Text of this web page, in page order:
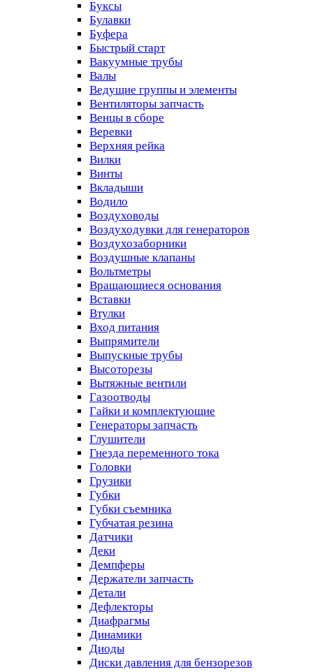
Буксы
Булавки
Буфера
Быстрый старт
Вакуумные трубы
Валы
Ведущие группы и элементы
Вентиляторы запчасть
Венцы в сборе
Веревки
Верхняя рейка
Вилки
Винты
Вкладыши
Водило
Воздуховоды
Воздуходувки для генераторов
Воздухозаборники
Воздушные клапаны
Вольтметры
Вращающиеся основания
Вставки
Втулки
Вход питания
Выпрямители
Выпускные трубы
Высоторезы
Вытяжные вентили
Газоотводы
Гайки и комплектующие
Генераторы запчасть
Глушители
Гнезда переменного тока
Головки
Грузики
Губки
Губки съемника
Губчатая резина
Датчики
Деки
Демпферы
Держатели запчасть
Детали
Дефлекторы
Диафрагмы
Динамики
Диоды
Диски давления для бензорезов